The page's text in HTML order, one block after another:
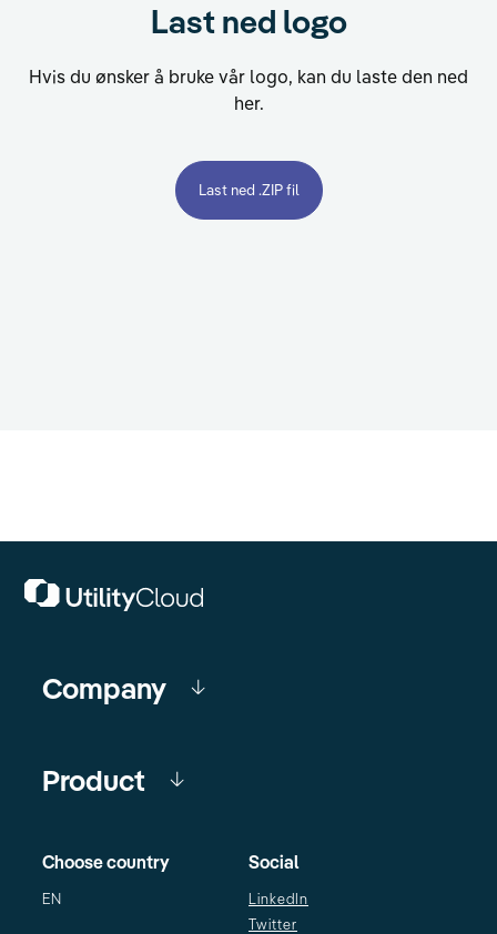
Last ned logo
Hvis du ønsker å bruke vår logo, kan du laste den ned
her.
Last ned .ZIP fil
Company
Product
Choose country
EN
Social
LinkedIn
Twitter